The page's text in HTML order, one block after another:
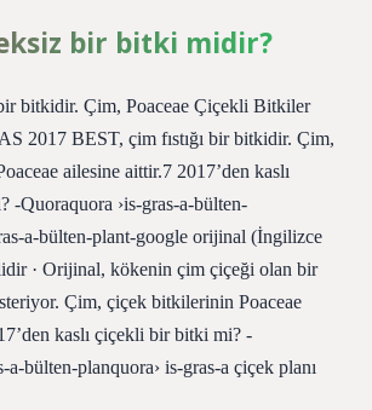
bir bitki midir?
bitkidir. Çim, Poaceae Çiçekli Bitkiler
2017 BEST, çim fıstığı bir bitkidir. Çim,
ailesine aittir.7 2017’den kaslı
-Quoraquora ›is-gras-a-bülten-
a-bülten-plant-google orijinal (İngilizce
· Orijinal, kökenin çim çiçeği olan bir
Çim, çiçek bitkilerinin Poaceae
kaslı çiçekli bir bitki mi? -
a-bülten-planquora› is-gras-a çiçek planı